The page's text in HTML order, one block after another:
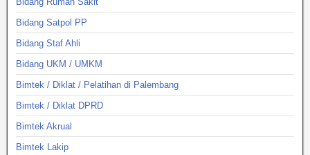
Bidang Satpol PP
Bidang Staf Ahli
Bidang UKM / UMKM
Bimtek / Diklat / Pelatihan di Palembang
Bimtek / Diklat DPRD
Bimtek Akrual
Bimtek Lakip